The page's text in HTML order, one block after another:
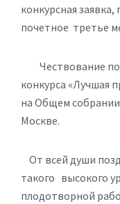
конкурсная
почетное третье
Чествование
конкурса «Лучшая
на Общем
Москве.
От всей души
такого высокого
плодотворной